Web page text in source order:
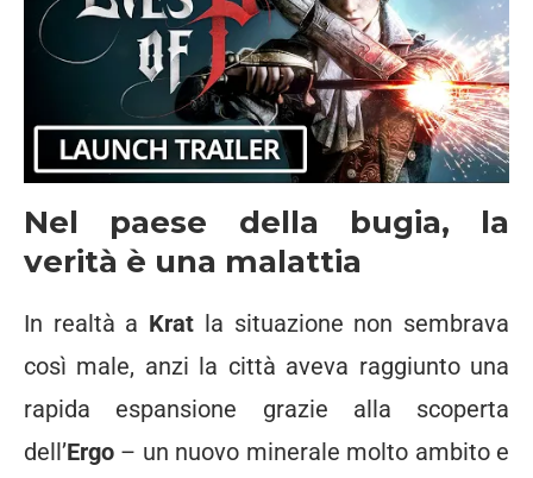
Nel paese della bugia, la
verità è una malattia
In realtà a Krat la situazione non sembrava
così male, anzi la città aveva raggiunto una
rapida espansione grazie alla scoperta
dell’Ergo – un nuovo minerale molto ambito e